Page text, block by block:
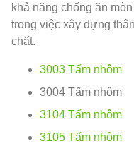
khả năng chống ăn
trong việc xây dựng
chất.
3003 Tấm nhôm
3004 Tấm nhôm
3104 Tấm nhôm
3105 Tấm nhôm